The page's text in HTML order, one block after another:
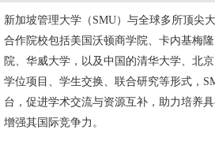
新加坡管理大学 （SMU）与全球多所顶尖
合作院校包括美国沃顿商学院、卡内基梅
院、华威大学，以及中国的清华大学、北
学位项目、学生交换、联合研究等形式，
台，促进学术交流与资源互补，助力培养
增强其国际竞争力。